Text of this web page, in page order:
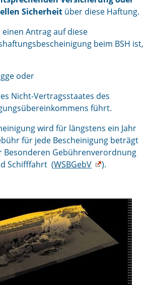
Sicherheit über diese Haftung.
Antrag auf diese
beim BSH ist,
oder
Nicht-Vertragsstaates des
führt.
wird für längstens ein Jahr
für jede Bescheinigung beträgt
Besonderen Gebührenverordnung
Schifffahrt (WSBGebV
).